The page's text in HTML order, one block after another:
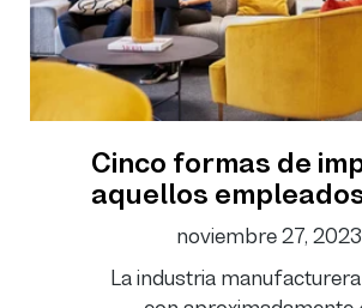
Cinco formas de
aquellos
noviembre 27, 2023
La industria